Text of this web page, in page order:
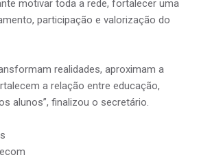
motivar toda a rede, fortalecer uma
participação e valorização do
realidades, aproximam a
a relação entre educação,
alunos”, finalizou o secretário.